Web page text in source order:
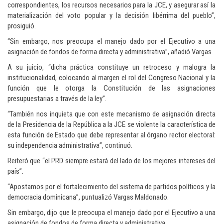
correspondientes, los recursos necesarios para la JCE, y asegurar así la
materialización del voto popular y la decisión libérrima del pueblo”,
prosiguió.
“Sin embargo, nos preocupa el manejo dado por el Ejecutivo a una
asignación de fondos de forma directa y administrativa”, añadió Vargas.
A su juicio, “dicha práctica constituye un retroceso y malogra la
institucionalidad, colocando al margen el rol del Congreso Nacional y la
función que le otorga la Constitución de las asignaciones
presupuestarias a través de la ley”.
“También nos inquieta que con este mecanismo de asignación directa
de la Presidencia de la República a la JCE se violente la característica de
esta función de Estado que debe representar al órgano rector electoral:
su independencia administrativa”, continuó.
Reiteró que “el PRD siempre estará del lado de los mejores intereses del
país”.
“Apostamos por el fortalecimiento del sistema de partidos políticos y la
democracia dominicana”, puntualizó Vargas Maldonado.
Sin embargo, dijo que le preocupa el manejo dado por el Ejecutivo a una